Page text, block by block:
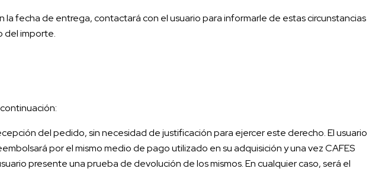
la fecha de entrega, contactará con el usuario para informarle de estas circunstancias
del importe.
del pedido, sin necesidad de justificación para ejercer este derecho. El usuario
por el mismo medio de pago utilizado en su adquisición y una vez CAFES
presente una prueba de devolución de los mismos. En cualquier caso, será el